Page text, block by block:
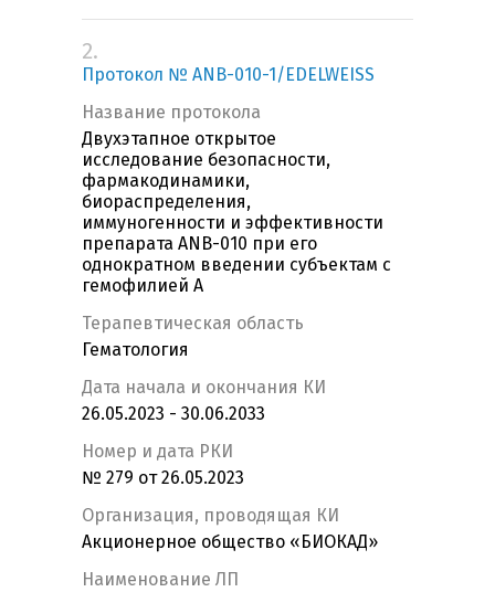
2.
Протокол № ANB-010-1/EDELWEISS
Название протокола
Двухэтапное открытое
исследование безопасности,
фармакодинамики,
биораспределения,
иммуногенности и эффективности
препарата ANB-010 при его
однократном введении субъектам с
гемофилией А
Терапевтическая область
Гематология
Дата начала и окончания КИ
26.05.2023 - 30.06.2033
Номер и дата РКИ
№ 279 от 26.05.2023
Организация, проводящая КИ
Акционерное общество «БИОКАД»
Наименование ЛП